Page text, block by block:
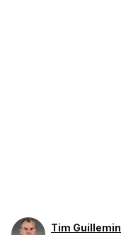
Tim Guillemin